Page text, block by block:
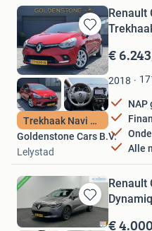
Bewaren
in
Mijn
Favorieten
Trekhaak Navi Pdc
Renault
€
2018
NAP
Alle
Goldenstone Cars B.V.
Lelystad
Bewaren
in
Renault
€